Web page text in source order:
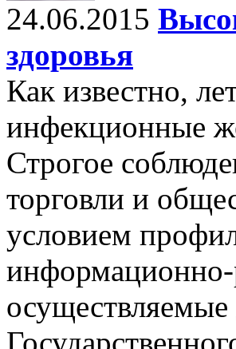
24.06.2015
здоровья
Как известно,
инфекционные
Строгое
торговли и
условием
информационно-